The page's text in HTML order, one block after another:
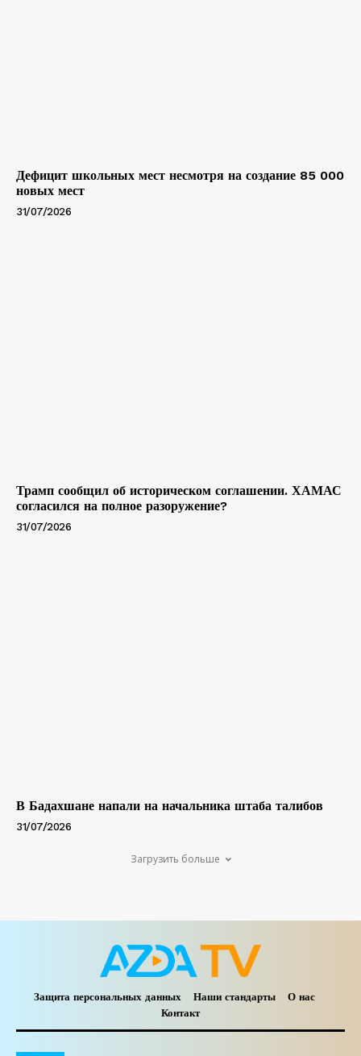
Дефицит школьных мест несмотря на создание 85 000
новых мест
31/07/2026
Трамп сообщил об историческом соглашении. ХАМАС
согласился на полное разоружение?
31/07/2026
В Бадахшане напали на начальника штаба талибов
31/07/2026
Загрузить больше
Защита персональных данных Наши стандарты
О нас
Контакт